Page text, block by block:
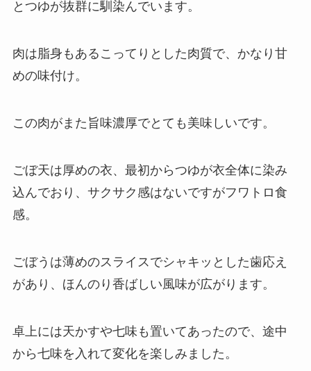
とつゆが抜群に馴染んでいます。
肉は脂身もあるこってりとした肉質で、かなり甘
めの味付け。
この肉がまた旨味濃厚でとても美味しいです。
ごぼ天は厚めの衣、最初からつゆが衣全体に染み
込んでおり、サクサク感はないですがフワトロ食
感。
ごぼうは薄めのスライスでシャキッとした歯応え
があり、ほんのり香ばしい風味が広がります。
卓上には天かすや七味も置いてあったので、途中
から七味を入れて変化を楽しみました。